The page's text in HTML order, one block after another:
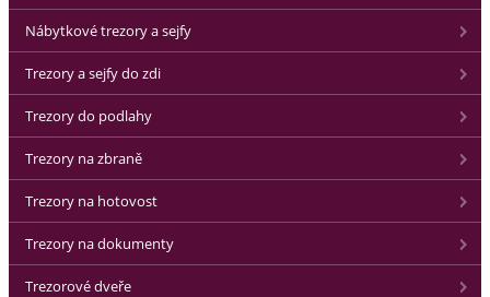
Nábytkové trezory a sejfy
Trezory a sejfy do zdi
Trezory do podlahy
Trezory na zbraně
Trezory na hotovost
Trezory na dokumenty
Trezorové dveře